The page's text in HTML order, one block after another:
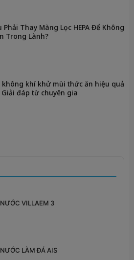
Phải Thay Màng Lọc HEPA Để Không
Trong Lành?
không khí khử mùi thức ăn hiệu quả
đáp từ chuyên gia
VILLAEM 3
LÀM ĐÁ AIS